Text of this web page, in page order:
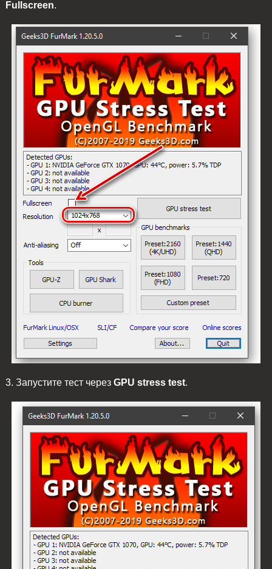
Fullscreen.
3. Запустите тест через GPU stress test.